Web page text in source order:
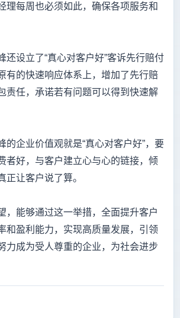
理每周也必须如此，确保各项服务和
设立了“真心对客户好”客诉先行赔付
有的快速响应体系上，增加了先行赔
责任，承诺若有问题可以得到快速解
企业价值观就是“真心对客户好”，要
者好，与客户建立心与心的链接，倾
正让客户说了算。
能够通过这一举措，全面提升客户
和盈利能力，实现高质量发展，引领
力成为受人尊重的企业，为社会进步